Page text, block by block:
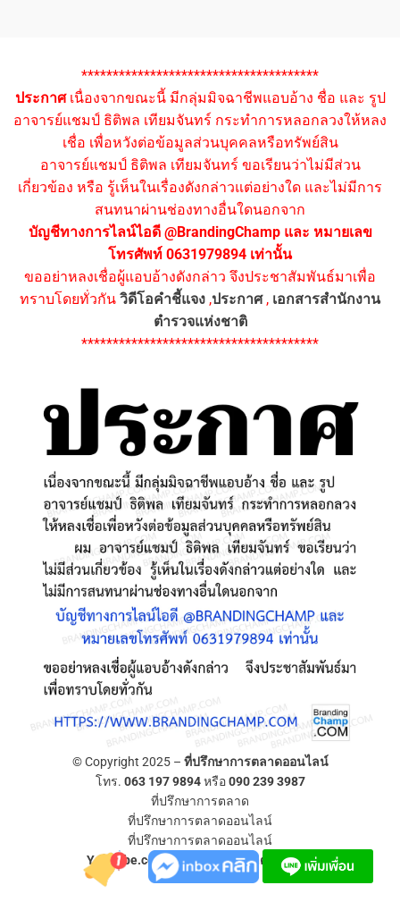
**************************************
ประกาศเนื่องจากขณะนี้ มีกลุ่มมิจฉาชีพแอบอ้าง ชื่อ และ รูป
อาจารย์แชมป์ ธิติพล เทียมจันทร์ กระทำการหลอกลวงให้หลง
เชื่อ เพื่อหวังต่อข้อมูลส่วนบุคคลหรือทรัพย์สิน
อาจารย์แชมป์ ธิติพล เทียมจันทร์ ขอเรียนว่าไม่มีส่วน
เกี่ยวข้อง หรือ รู้เห็นในเรื่องดังกล่าวแต่อย่างใด และไม่มีการ
สนทนาผ่านช่องทางอื่นใดนอกจาก
บัญชีทางการไลน์ไอดี @BrandingChamp และ หมายเลข
โทรศัพท์ 0631979894 เท่านั้น
ขออย่าหลงเชื่อผู้แอบอ้างดังกล่าว จึงประชาสัมพันธ์มาเพื่อ
ทราบโดยทั่วกัน วิดีโอคำชี้แจง ,ประกาศ, เอกสารสำนักงาน
ตำรวจแห่งชาติ
**************************************
© Copyright 2025 – ที่ปรึกษาการตลาดออนไลน์
โทร. 063 197 9894หรือ090 239 3987
ที่ปรึกษาการตลาด
ที่ปรึกษาการตลาดออนไลน์
ที่ปรึกษาการตลาดออนไลน์
YouTube.com/ที่ปรึกษาการตลาดออนไลน์